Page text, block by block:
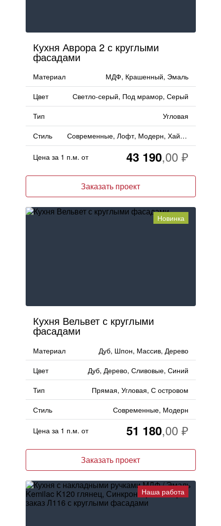
Кухня Аврора 2 с круглыми
фасадами
Материал
МДФ, Крашенный, Эмаль
Цвет
Светло-серый, Под мрамор, Серый
Тип
Угловая
Стиль
Современные, Лофт, Модерн, Хай-тек
Цена за 1 п.м. от 43 190
Заказать проект
Новинка
Кухня Вельвет с круглыми
фасадами
Материал
Дуб, Шпон, Массив, Дерево
Цвет
Дуб, Дерево, Сливовые, Синий
Тип
Прямая, Угловая, С островом
Стиль
Современные, Модерн
Цена за 1 п.м. от 51 180
Заказать проект
Наша работа